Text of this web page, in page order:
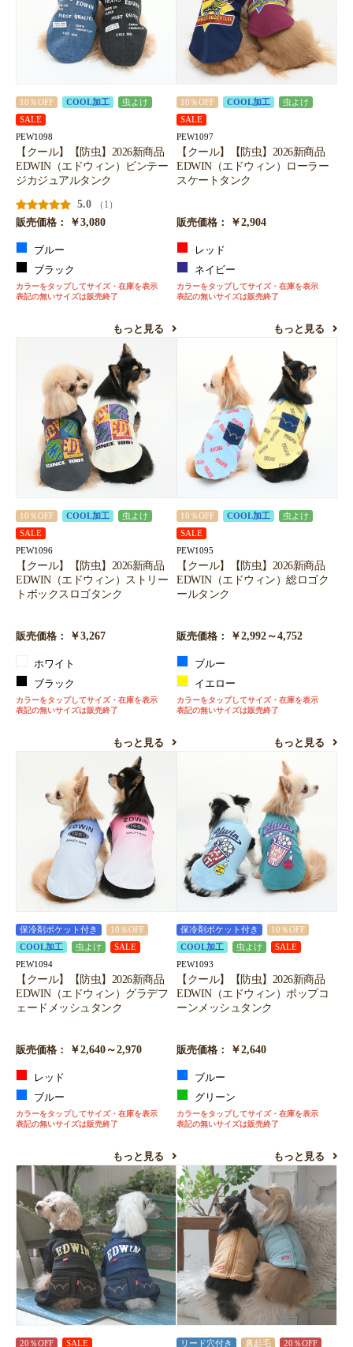
10％OFF COOL加工
虫よけ
SALE
PEW1098
【クール】【防虫】2026新商品
EDWIN（エドウィン）ビンテー
ジカジュアルタンク
5.0
（1）
販売価格：
￥3,080
ブルー
ブラック
カラーをタップしてサイズ・在庫を表示
表記の無いサイズは販売終了
もっと見る
10％OFF COOL加工
虫よけ
SALE
PEW1097
【クール】【防虫】2026新商品
EDWIN（エドウィン）ローラー
スケートタンク
販売価格： ￥2,904
レッド
ネイビー
カラーをタップしてサイズ・在庫を表示
表記の無いサイズは販売終了
もっと見る
10％OFF COOL加工
虫よけ
SALE
PEW1096
【クール】【防虫】2026新商品
EDWIN（エドウィン）ストリー
トボックスロゴタンク
販売価格： ￥3,267
ホワイト
ブラック
カラーをタップしてサイズ・在庫を表示
表記の無いサイズは販売終了
もっと見る
10％OFF COOL加工
虫よけ
SALE
PEW1095
【クール】【防虫】2026新商品
EDWIN（エドウィン）総ロゴク
ールタンク
販売価格： ￥2,992～4,752
ブルー
イエロー
カラーをタップしてサイズ・在庫を表示
表記の無いサイズは販売終了
もっと見る
保冷剤ポケット付き
10％OFF
COOL加工
虫よけ SALE
PEW1094
【クール】【防虫】2026新商品
EDWIN（エドウィン）グラデフ
ェードメッシュタンク
販売価格： ￥2,640～2,970
レッド
ブルー
カラーをタップしてサイズ・在庫を表示
表記の無いサイズは販売終了
もっと見る
保冷剤ポケット付き
10％OFF
COOL加工
虫よけ SALE
PEW1093
【クール】【防虫】2026新商品
EDWIN（エドウィン）ポップコ
ーンメッシュタンク
販売価格： ￥2,640
ブルー
グリーン
カラーをタップしてサイズ・在庫を表示
表記の無いサイズは販売終了
もっと見る
20％OFF SALE リード穴付き 裏起毛 20％OFF